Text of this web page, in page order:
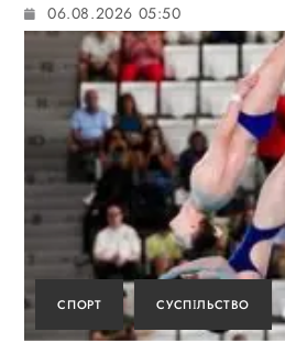
06.08.2026 05:50
СПОРТ СУСПІЛЬСТВО